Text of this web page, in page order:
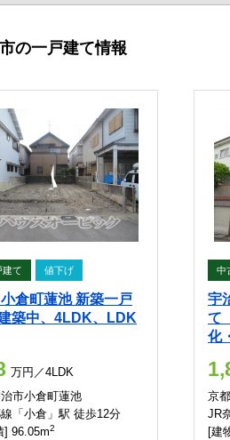
の一戸建て情報
建て 値下げ
倉町蓮池 新築一戸
築中、4LDK、LDK
万円／4LDK
市小倉町蓮池
「小倉」駅 徒歩12分
] 96.05m2
中
宇
て
化
京
JR
[建